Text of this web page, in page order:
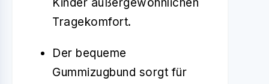
Tragekomfort.
Der bequeme
Gummizugbund sorgt für